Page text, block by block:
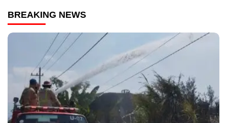
BREAKING NEWS